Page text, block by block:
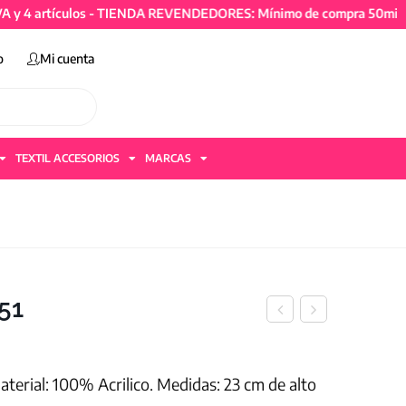
- TIENDA REVENDEDORES: Mínimo de compra 50mil +
Mi cuenta
TEXTIL ACCESORIOS MARCAS
100% Acrilico. Medidas: 23 cm de alto